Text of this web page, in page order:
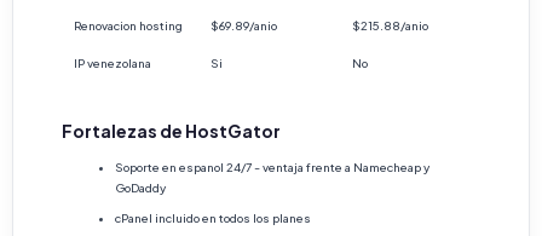
Renovacion hosting $69.89/anio $215.88/anio
IP venezolana Si No
Fortalezas de HostGator
Soporte en espanol 24/7 - ventaja frente a Namecheap y
GoDaddy
cPanel incluido en todos los planes